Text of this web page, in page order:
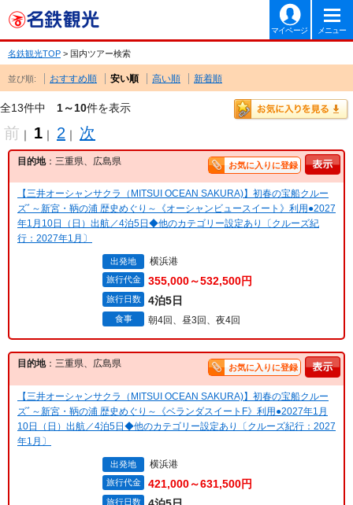
マイページ メニュー
名鉄観光TOP > 国内ツアー検索
並び順: おすすめ順 安い順 高い順 新着順
全13件中 1～10件を表示
前 ｜ 1 ｜ 2 ｜ 次
目的地：三重県、広島県 お気に入りに登録
【三井オーシャンサクラ（MITSUI OCEAN SAKURA)】初春の宝船クルー
ズﾞ～新宮・鞆の浦 歴史めぐり～《オーシャンビュースイート》利用●2027
年1月10日（日）出航／4泊5日◆他のカテゴリー設定あり〔クルーズ紀
行：2027年1月〕
出発地 横浜港
旅行代金 355,000～532,500円
旅行日数 4泊5日
食事 朝4回、昼3回、夜4回
目的地：三重県、広島県 お気に入りに登録
【三井オーシャンサクラ（MITSUI OCEAN SAKURA)】初春の宝船クルー
ズﾞ～新宮・鞆の浦 歴史めぐり～《ベランダスイートF》利用●2027年1月
10日（日）出航／4泊5日◆他のカテゴリー設定あり〔クルーズ紀行：2027
年1月〕
出発地 横浜港
旅行代金 421,000～631,500円
旅行日数